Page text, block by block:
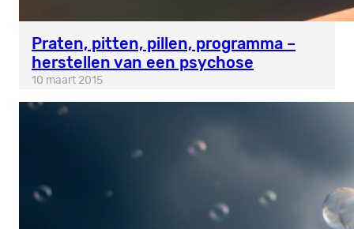
Praten, pitten, pillen, programma –
herstellen van een psychose
10 maart 2015